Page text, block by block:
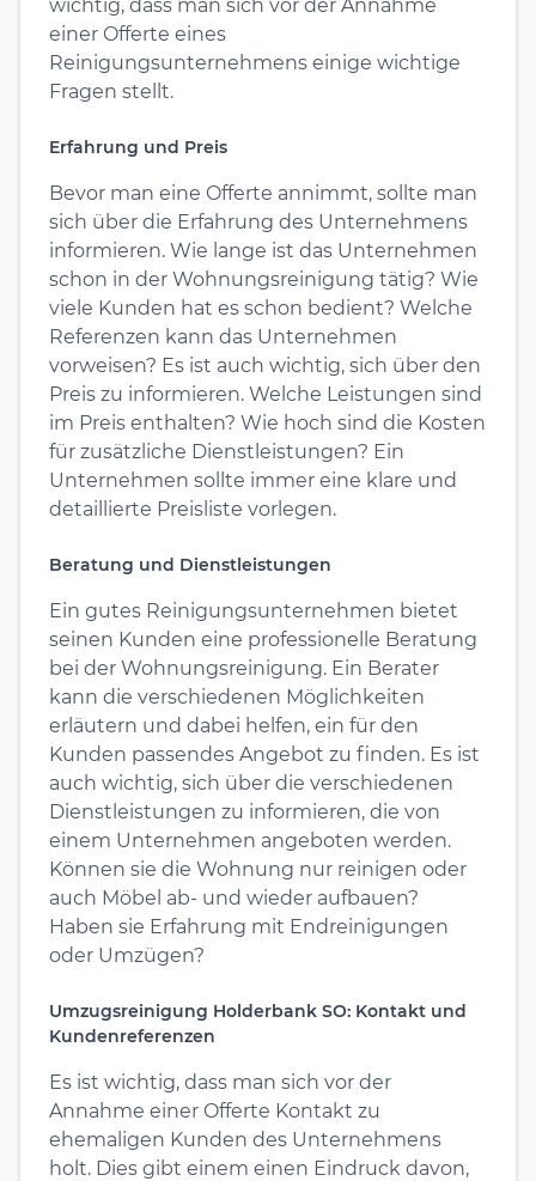
wichtig, dass man sich vor der Annahme
einer Offerte eines
Reinigungsunternehmens einige wichtige
Fragen stellt.
Erfahrung und Preis
Bevor man eine Offerte annimmt, sollte man
sich über die Erfahrung des Unternehmens
informieren. Wie lange ist das Unternehmen
schon in der Wohnungsreinigung tätig? Wie
viele Kunden hat es schon bedient? Welche
Referenzen kann das Unternehmen
vorweisen? Es ist auch wichtig, sich über den
Preis zu informieren. Welche Leistungen sind
im Preis enthalten? Wie hoch sind die Kosten
für zusätzliche Dienstleistungen? Ein
Unternehmen sollte immer eine klare und
detaillierte Preisliste vorlegen.
Beratung und Dienstleistungen
Ein gutes Reinigungsunternehmen bietet
seinen Kunden eine professionelle Beratung
bei der Wohnungsreinigung. Ein Berater
kann die verschiedenen Möglichkeiten
erläutern und dabei helfen, ein für den
Kunden passendes Angebot zu finden. Es ist
auch wichtig, sich über die verschiedenen
Dienstleistungen zu informieren, die von
einem Unternehmen angeboten werden.
Können sie die Wohnung nur reinigen oder
auch Möbel ab- und wieder aufbauen?
Haben sie Erfahrung mit Endreinigungen
oder Umzügen?
Umzugsreinigung Holderbank SO: Kontakt und
Kundenreferenzen
Es ist wichtig, dass man sich vor der
Annahme einer Offerte Kontakt zu
ehemaligen Kunden des Unternehmens
holt. Dies gibt einem einen Eindruck davon,